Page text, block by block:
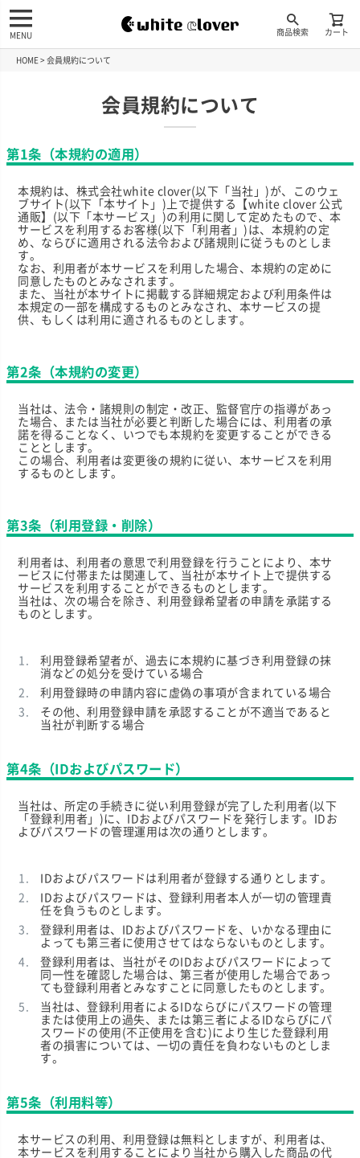
商品検索 カート
MENU
HOME 会員規約について
会員規約について
第1条（本規約の適用）
本規約は、株式会社white clover(以下「当社」)が、このウェ
ブサイト(以下「本サイト」)上で提供する【white clover 公式
通販】(以下「本サービス」)の利用に関して定めたもので、本
サービスを利用するお客様(以下「利用者」)は、本規約の定
め、ならびに適用される法令および諸規則に従うものとしま
す。
なお、利用者が本サービスを利用した場合、本規約の定めに
同意したものとみなされます。
また、当社が本サイトに掲載する詳細規定および利用条件は
本規定の一部を構成するものとみなされ、本サービスの提
供、もしくは利用に適されるものとします。
第2条（本規約の変更）
当社は、法令・諸規則の制定・改正、監督官庁の指導があっ
た場合、または当社が必要と判断した場合には、利用者の承
諾を得ることなく、いつでも本規約を変更することができる
こととします。
この場合、利用者は変更後の規約に従い、本サービスを利用
するものとします。
第3条（利用登録・削除）
利用者は、利用者の意思で利用登録を行うことにより、本サ
ービスに付帯または関連して、当社が本サイト上で提供する
サービスを利用することができるものとします。
当社は、次の場合を除き、利用登録希望者の申請を承諾する
ものとします。
利用登録希望者が、過去に本規約に基づき利用登録の抹
消などの処分を受けている場合
利用登録時の申請内容に虚偽の事項が含まれている場合
その他、利用登録申請を承認することが不適当であると
当社が判断する場合
第4条（IDおよびパスワード）
当社は、所定の手続きに従い利用登録が完了した利用者(以下
「登録利用者」)に、IDおよびパスワードを発行します。IDお
よびパスワードの管理運用は次の通りとします。
IDおよびパスワードは利用者が登録する通りとします。
IDおよびパスワードは、登録利用者本人が一切の管理責
任を負うものとします。
登録利用者は、IDおよびパスワードを、いかなる理由に
よっても第三者に使用させてはならないものとします。
登録利用者は、当社がそのIDおよびパスワードによって
同一性を確認した場合は、第三者が使用した場合であっ
ても登録利用者とみなすことに同意したものとします。
当社は、登録利用者によるIDならびにパスワードの管理
または使用上の過失、または第三者によるIDならびにパ
スワードの使用(不正使用を含む)により生じた登録利用
者の損害については、一切の責任を負わないものとしま
す。
第5条（利用料等）
本サービスの利用、利用登録は無料としますが、利用者は、
本サービスを利用することにより当社から購入した商品の代